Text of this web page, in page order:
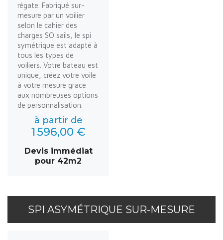
régate. Fabriqué sur-
mesure par un voilier
selon le cahier des
charges SO sails, le spi
symétrique est adapté à
tous les types de
voiliers. Votre bateau est
unique, créez votre voile
à votre mesure grace
aux nombreuses options
de personnalisation.
à partir de
1 596,00 €
Devis immédiat
pour 42m2
SPI ASYMÉTRIQUE SUR-MESURE